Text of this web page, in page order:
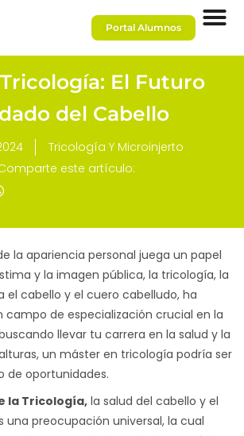
Portal Alumnos
El Futuro
del Cabello
Tricología Y Microinjerto
este artículo:
la apariencia personal juega un papel
y la imagen pública, la tricología, la
el cabello y el cuero cabelludo, ha
de especialización crucial en la
llevar tu carrera en la salud y la
un máster en tricología podría ser
de oportunidades.
la Tricología,la salud del cabello y el
una preocupación universal, la cual